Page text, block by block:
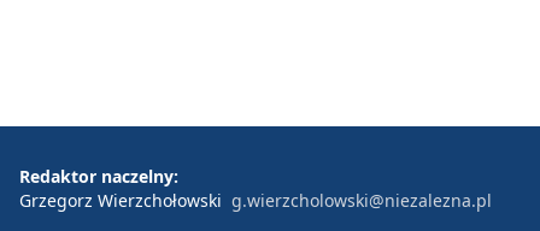
Redaktor naczelny:
Grzegorz Wierzchołowski g.wierzcholowski@niezalezna.pl